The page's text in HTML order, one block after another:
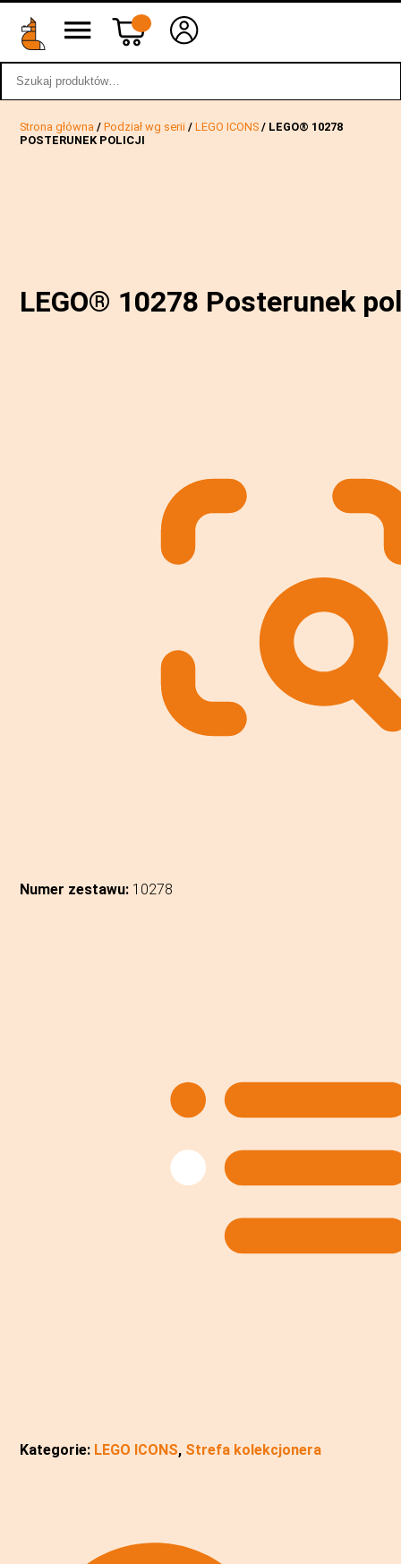
wstecz
Strona główna /Podział wg serii /LEGO ICONS / LEGO® 10278
POSTERUNEK POLICJI
LEGO® 10278 Posterunek
Numer zestawu: 10278
Kategorie: LEGO ICONS, Strefa kolekcjonera